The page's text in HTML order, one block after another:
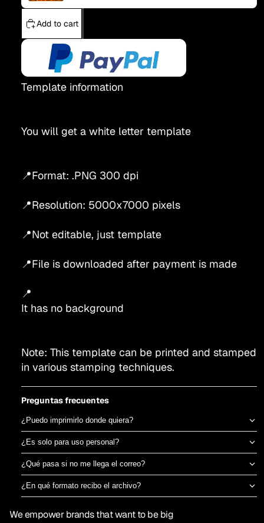
Add to cart
Template information
You will get a white letter template
📍Format: .PNG 300 dpi
📍Resolution: 5000x7000 pixels
📍Not editable, just template
📍File is downloaded after payment is made
📍
It has no background
Note: This template can be printed and stamped
in various stamping techniques.
Preguntas frecuentes
¿Puedo imprimirlo donde quiera?
Sí, el archivo es tuyo para imprimir en el taller de DTF o sublimación
que prefieras. No estamos ligados a una imprenta específica.
¿Es solo para uso personal?
Puedes usarlo para camisetas propias o para vender productos
físicos ya impresos. No está permitido revender o redistribuir el
archivo digital en sí.
¿Qué pasa si no me llega el correo?
Revisa spam o promociones primero. Si aún así no aparece en 30
minutos, escríbenos por el chat de la tienda y te lo reenviamos al
¿En qué formato recibo el archivo?
directamente en DTF o sublimación.
We empower brands that want to be big